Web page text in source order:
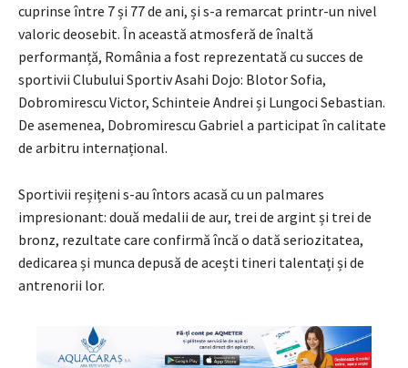
cuprinse între 7 și 77 de ani, și s-a remarcat printr-un nivel
valoric deosebit. În această atmosferă de înaltă
performanță, România a fost reprezentată cu succes de
sportivii Clubului Sportiv Asahi Dojo: Blotor Sofia,
Dobromirescu Victor, Schinteie Andrei și Lungoci Sebastian.
De asemenea, Dobromirescu Gabriel a participat în calitate
de arbitru internațional.
Sportivii reșițeni s-au întors acasă cu un palmares
impresionant: două medalii de aur, trei de argint și trei de
bronz, rezultate care confirmă încă o dată seriozitatea,
dedicarea și munca depusă de acești tineri talentați și de
antrenorii lor.